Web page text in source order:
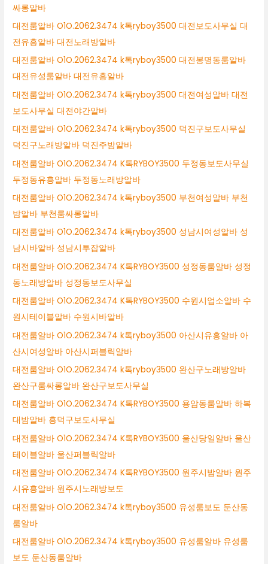
싸롱알바
대전룸알바 O1O.2062.3474 k톡ryboy3500 대전보도사무실 대
전유흥알바 대전노래방알바
대전룸알바 O1O.2062.3474 k톡ryboy3500 대전봉명동룸알바
대전유성룸알바 대전유흥알바
대전룸알바 O1O.2062.3474 k톡ryboy3500 대전여성알바 대전
보도사무실 대전야간알바
대전룸알바 O1O.2062.3474 k톡ryboy3500 덕진구보도사무실
덕진구노래방알바 덕진주밤알바
대전룸알바 O1O.2062.3474 K톡RYBOY3500 두정동보도사무실
두정동유흥알바 두정동노래방알바
대전룸알바 O1O.2062.3474 k톡ryboy3500 부천여성알바 부천
밤알바 부천룸싸롱알바
대전룸알바 O1O.2062.3474 k톡ryboy3500 성남시여성알바 성
남시바알바 성남시투잡알바
대전룸알바 O1O.2062.3474 K톡RYBOY3500 성정동룸알바 성정
동노래방알바 성정동보도사무실
대전룸알바 O1O.2062.3474 K톡RYBOY3500 수원시업소알바 수
원시테이블알바 수원시바알바
대전룸알바 O1O.2062.3474 k톡ryboy3500 아산시유흥알바 아
산시여성알바 아산시퍼블릭알바
대전룸알바 O1O.2062.3474 k톡ryboy3500 완산구노래방알바
완산구룸싸롱알바 완산구보도사무실
대전룸알바 O1O.2062.3474 K톡RYBOY3500 용암동룸알바 하복
대밤알바 흥덕구보도사무실
대전룸알바 O1O.2062.3474 K톡RYBOY3500 울산당일알바 울산
테이블알바 울산퍼블릭알바
대전룸알바 O1O.2062.3474 K톡RYBOY3500 원주시밤알바 원주
시유흥알바 원주시노래방보도
대전룸알바 O1O.2062.3474 k톡ryboy3500 유성룸보도 둔산동
룸알바
대전룸알바 O1O.2062.3474 k톡ryboy3500 유성룸알바 유성룸
보도 둔산동룸알바